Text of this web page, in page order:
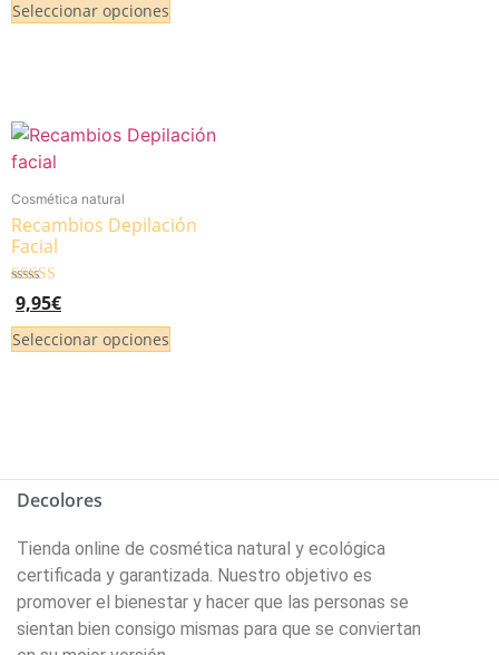
Seleccionar opciones
Cosmética natural
Recambios Depilación
Facial
Valorado
5.00
de 5
9,95€
Seleccionar opciones
Decolores
Tienda online de cosmética natural y ecológica
certificada y garantizada. Nuestro objetivo es
promover el bienestar y hacer que las personas se
sientan bien consigo mismas para que se conviertan